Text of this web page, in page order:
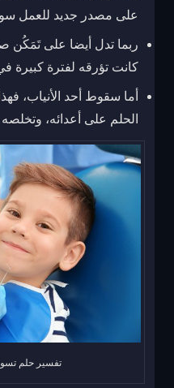
على مصدر جديد للعمل
ربما تدل أيضا على
كانت تؤرقه لفترة كبيرة
أما سقوط أحد الأنياب،
الحلم على أعدائه،
تفسير حلم